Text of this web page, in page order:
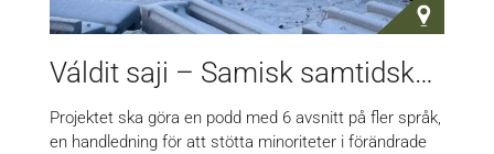
Váldit saji – Samisk samtidskonst och våra gemensamma livsrum
Projektet ska göra en podd med 6 avsnitt på fler språk,
en handledning för att stötta minoriteter i förändrade